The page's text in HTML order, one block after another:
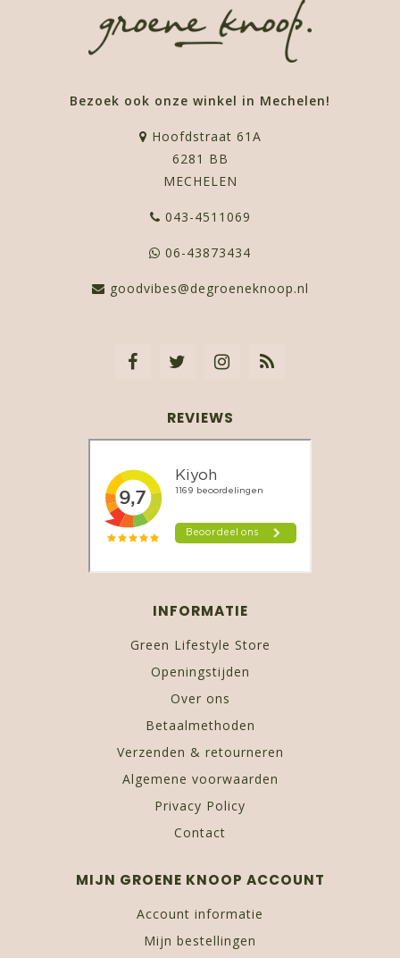
Bezoek ook onze winkel in Mechelen!
Hoofdstraat 61A
6281 BB
MECHELEN
043-4511069
06-43873434
goodvibes@degroeneknoop.nl
REVIEWS
INFORMATIE
Green Lifestyle Store
Openingstijden
Over ons
Betaalmethoden
Verzenden & retourneren
Algemene voorwaarden
Privacy Policy
Contact
MIJN GROENE KNOOP ACCOUNT
Account informatie
Mijn bestellingen